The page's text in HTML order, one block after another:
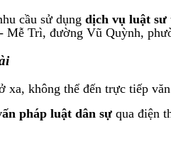
cầu sử dụng dịch vụ luật sư
Trì, đường Vũ Quỳnh,
không thể đến trực tiếp
pháp luật dân sự qua điện